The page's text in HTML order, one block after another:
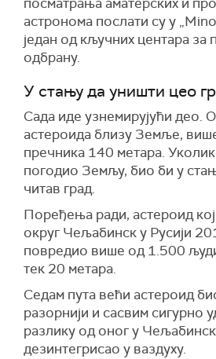
астронома послати су у „
један од кључних центара за
одбрану.
У стању да уништи цео
Сада иде узнемирујући део.
астероида близу Земље,
пречника 140 метара.
погодио Земљу, био би у
читав град.
Поређења ради, астероид
округ Чељабинск у Русији
повредио више од 1.500
тек 20 метара.
Седам пута већи астероид
разорнији и сасвим сигурно
разлику од оног у
дезинтегрисао у ваздуху.